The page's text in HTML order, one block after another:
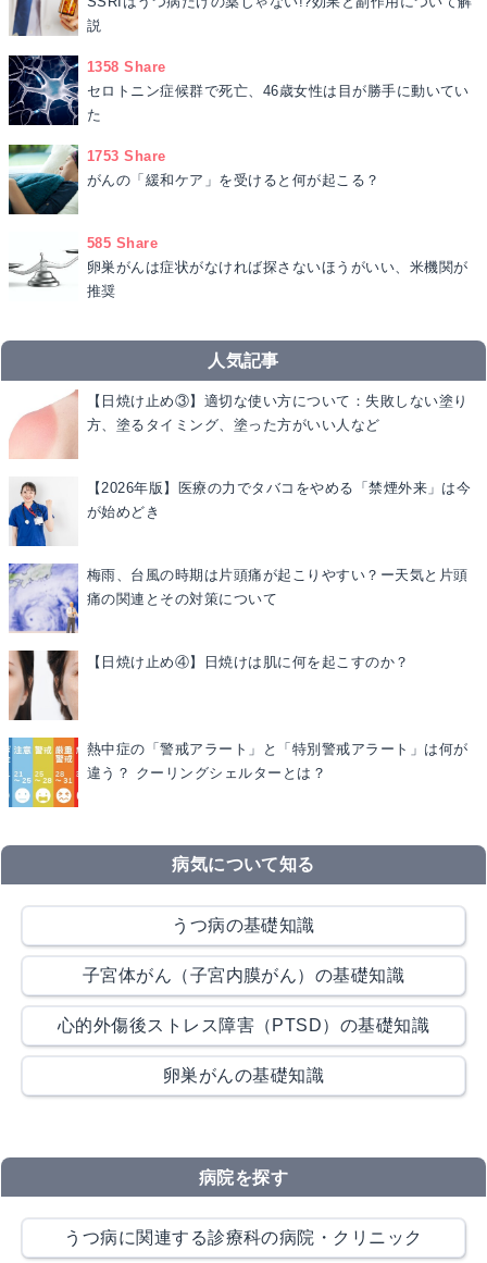
説
1358 Share
セロトニン症候群で死亡、46歳女性は目が勝手に動いてい
た
1753 Share
がんの「緩和ケア」を受けると何が起こる？
585 Share
卵巣がんは症状がなければ探さないほうがいい、米機関が
推奨
人気記事
【日焼け止め③】適切な使い方について：失敗しない塗り
方、塗るタイミング、塗った方がいい人など
【2026年版】医療の力でタバコをやめる「禁煙外来」は今
が始めどき
梅雨、台風の時期は片頭痛が起こりやすい？ー天気と片頭
痛の関連とその対策について
【日焼け止め④】日焼けは肌に何を起こすのか？
熱中症の「警戒アラート」と「特別警戒アラート」は何が
違う？ クーリングシェルターとは？
病気について知る
うつ病の基礎知識
子宮体がん（子宮内膜がん）の基礎知識
心的外傷後ストレス障害（PTSD）の基礎知識
卵巣がんの基礎知識
病院を探す
うつ病に関連する診療科の病院・クリニック